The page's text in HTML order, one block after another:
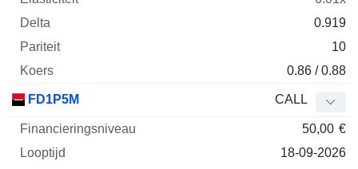
0.919
10
0.86 / 0.88
FD1P5M CALL
50,00 €
18-09-2026